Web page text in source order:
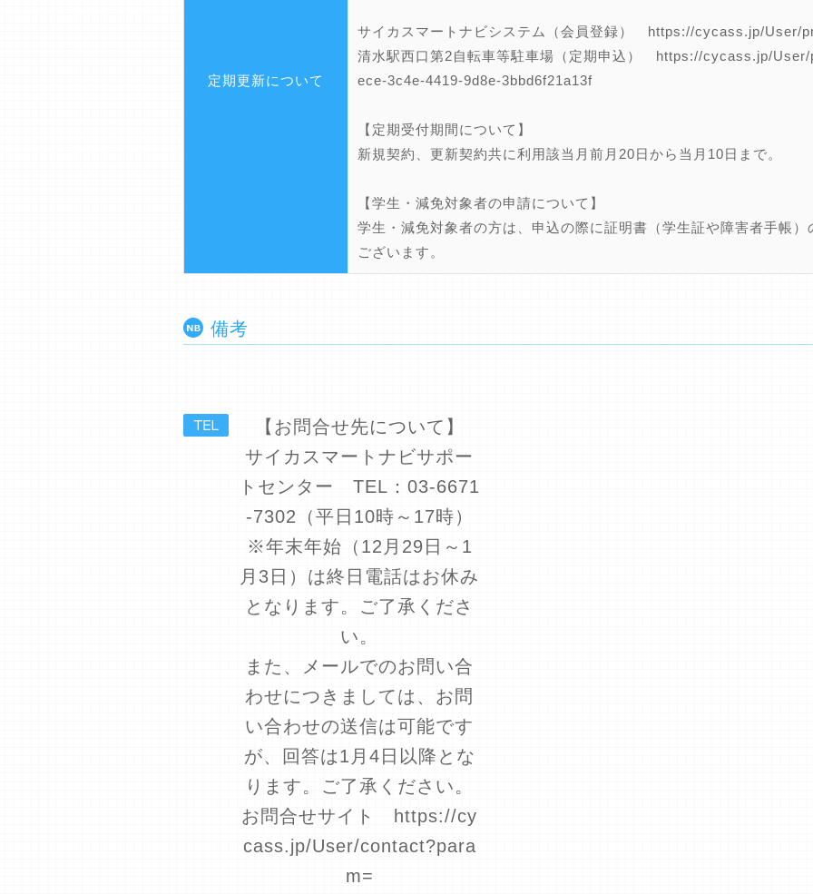
定期更新について
サイカスマートナビシステム（会員登録） https://cycass.jp/User/
清水駅西口第2自転車等駐車場（定期申込） https://cycass.jp/
ece-3c4e-4419-9d8e-3bbd6f21a13f
【定期受付期間について】
新規契約、更新契約共に利用該当月前月20日から当月10日まで。
【学生・減免対象者の申請について】
学生・減免対象者の方は、申込の際に証明書（学生証や障害者手帳
ございます。
備考
【お問合せ先について】
サイカスマートナビサポー
トセンター TEL：03-6671
-7302（平日10時～17時）
※年末年始（12月29日～1
月3日）は終日電話はお休み
となります。ご了承くださ
い。
また、メールでのお問い合
わせにつきましては、お問
い合わせの送信は可能です
が、回答は1月4日以降とな
ります。ご了承ください。
お問合せサイト https://cy
cass.jp/User/contact?para
m=